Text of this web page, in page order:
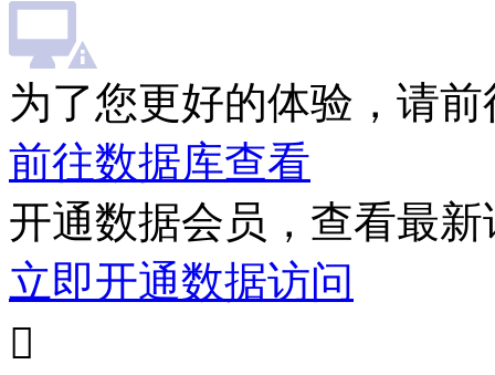
为了您更好的体验，请
前往数据库查看
开通数据会员，查看最
立即开通数据访问
